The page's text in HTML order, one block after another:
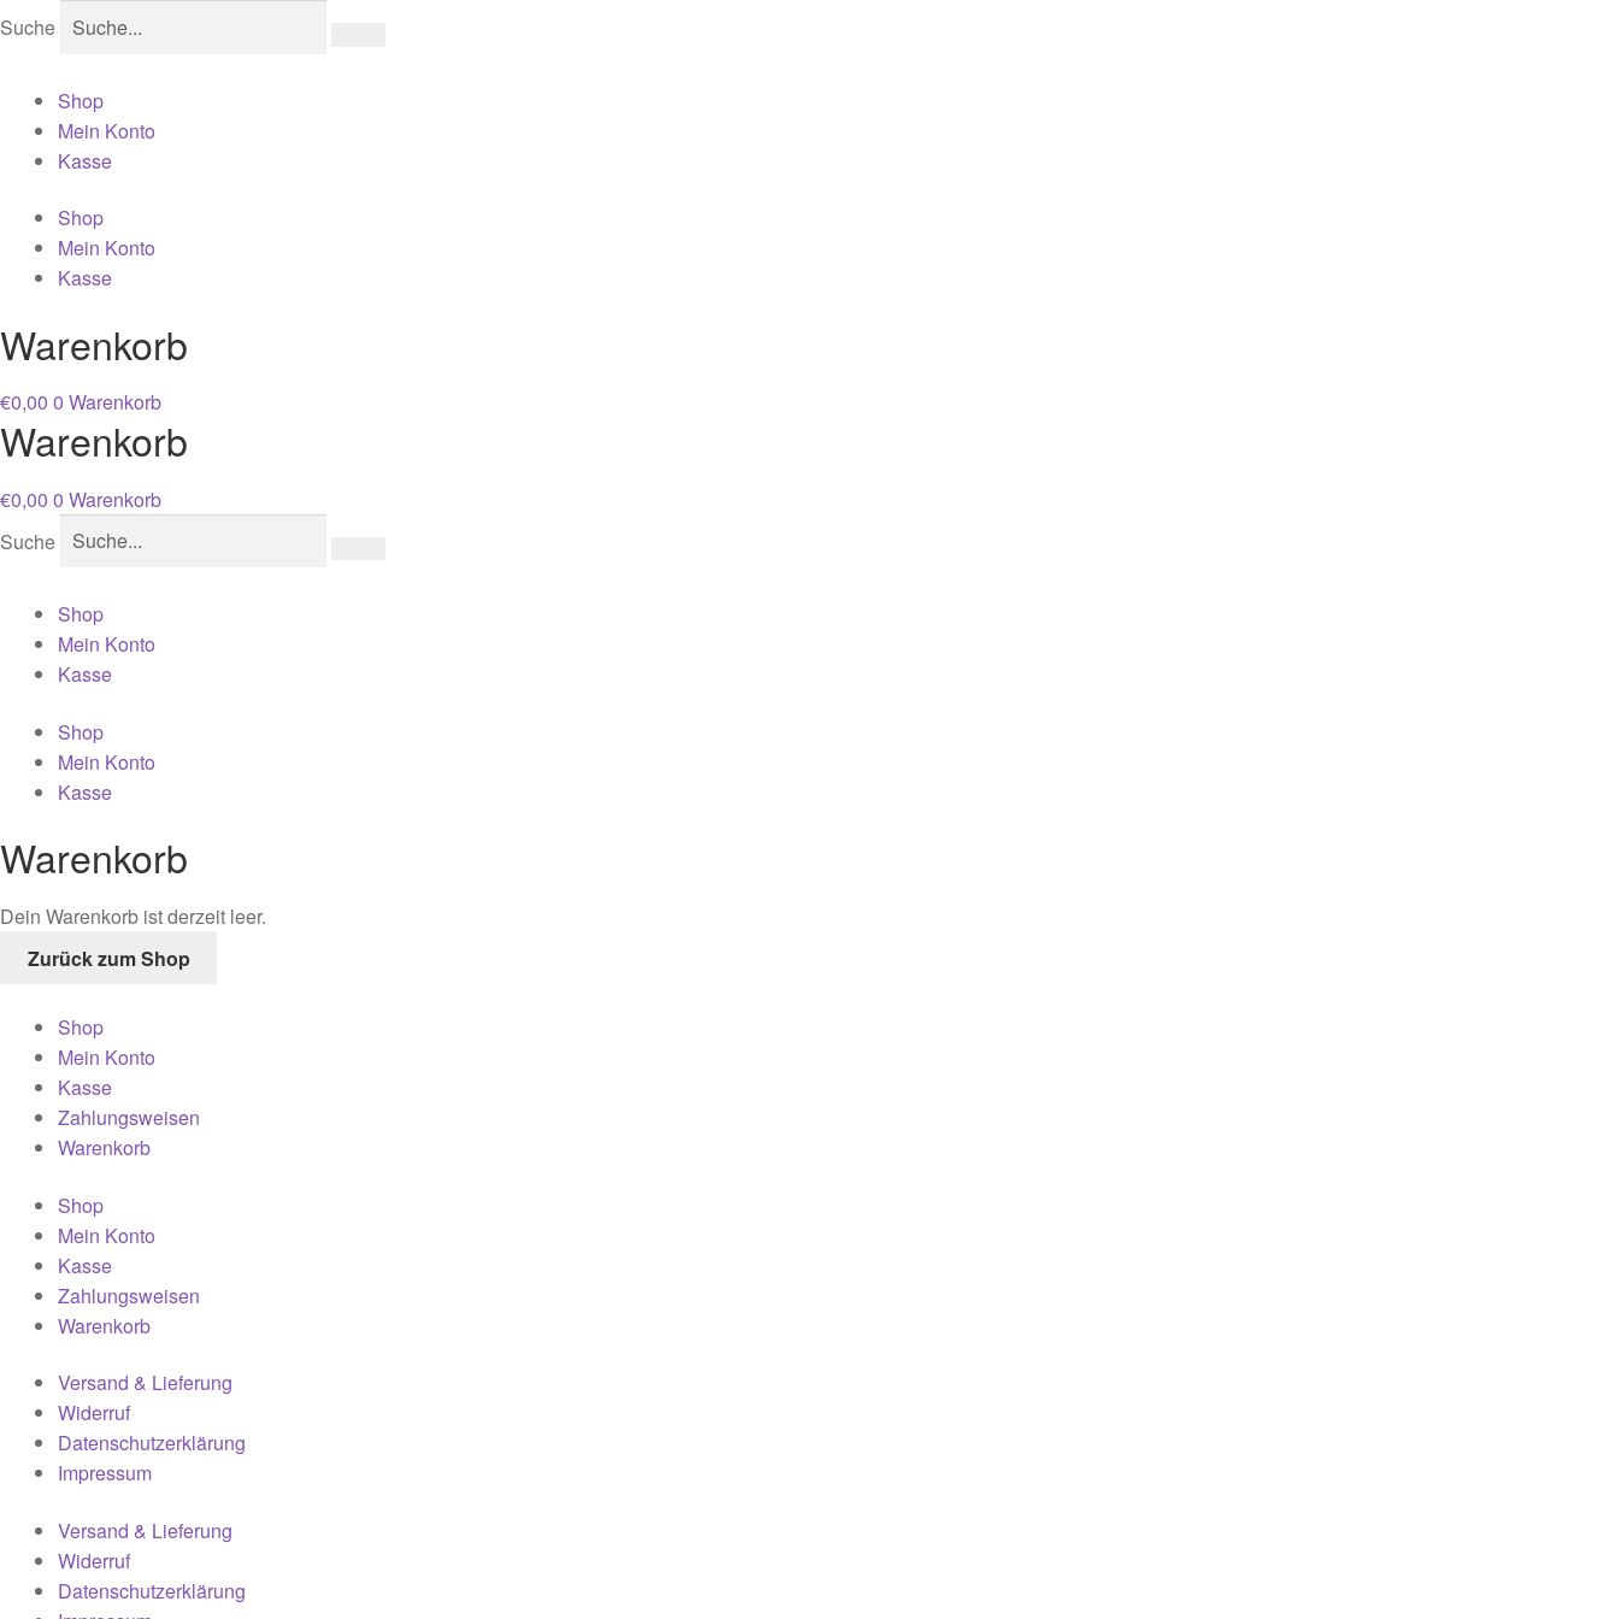
Suche
Shop
Mein Konto
Kasse
Shop
Mein Konto
Kasse
Warenkorb
€0,00 0 Warenkorb
Warenkorb
€0,00 0 Warenkorb
Suche
Shop
Mein Konto
Kasse
Shop
Mein Konto
Kasse
Warenkorb
Dein Warenkorb ist derzeit leer.
Zurück zum Shop
Shop
Mein Konto
Kasse
Zahlungsweisen
Warenkorb
Shop
Mein Konto
Kasse
Zahlungsweisen
Warenkorb
Versand & Lieferung
Widerruf
Datenschutzerklärung
Impressum
Versand & Lieferung
Widerruf
Datenschutzerklärung